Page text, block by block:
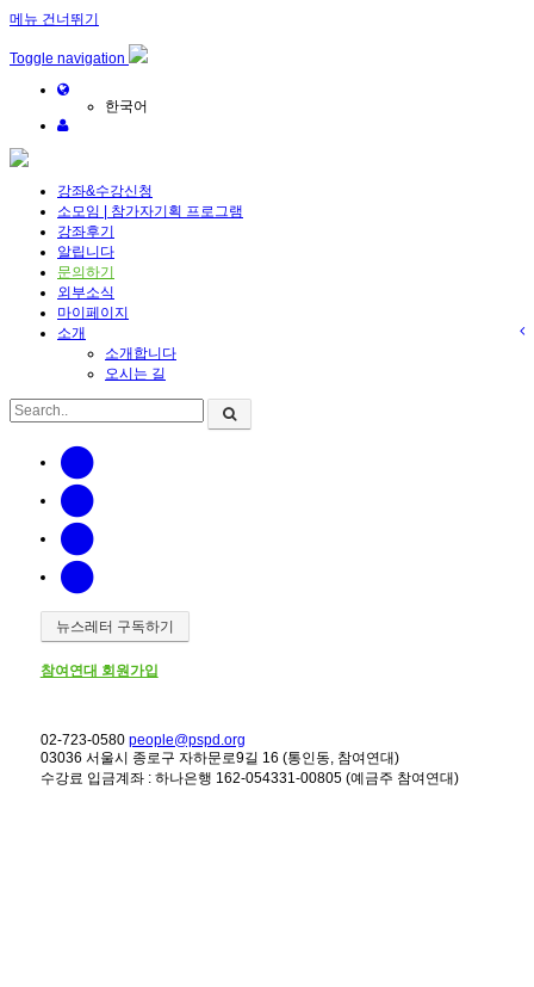
메뉴 건너뛰기
Toggle navigation
한국어
강좌&수강신청
소모임 | 참가자기획 프로그램
강좌후기
알립니다
문의하기
외부소식
마이페이지
소개
소개합니다
오시는 길
뉴스레터 구독하기
참여연대 회원가입
02-723-0580 people@pspd.org
03036 서울시 종로구 자하문로9길 16 (통인동, 참여연대)
수강료 입금계좌 : 하나은행 162-054331-00805 (예금주 참여연대)